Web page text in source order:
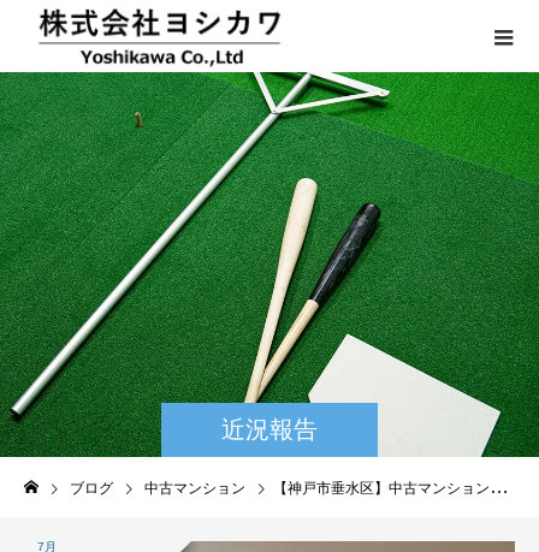
近況報告
ブログ 中古マンション 【神戸市垂水区】中古マンション進捗情報☆
7月